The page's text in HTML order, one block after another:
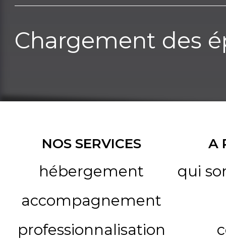
Chargement des
NOS SERVICES
hébergement
accompagnement
professionnalisation
A
qui